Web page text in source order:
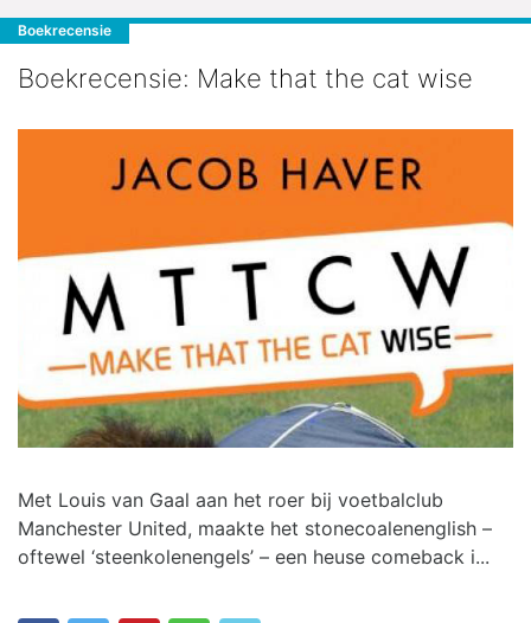
Boekrecensie
Boekrecensie: Make that the cat wise
Met Louis van Gaal aan het roer bij voetbalclub
Manchester United, maakte het stonecoalenenglish –
oftewel ‘steenkolenengels’ – een heuse comeback i...